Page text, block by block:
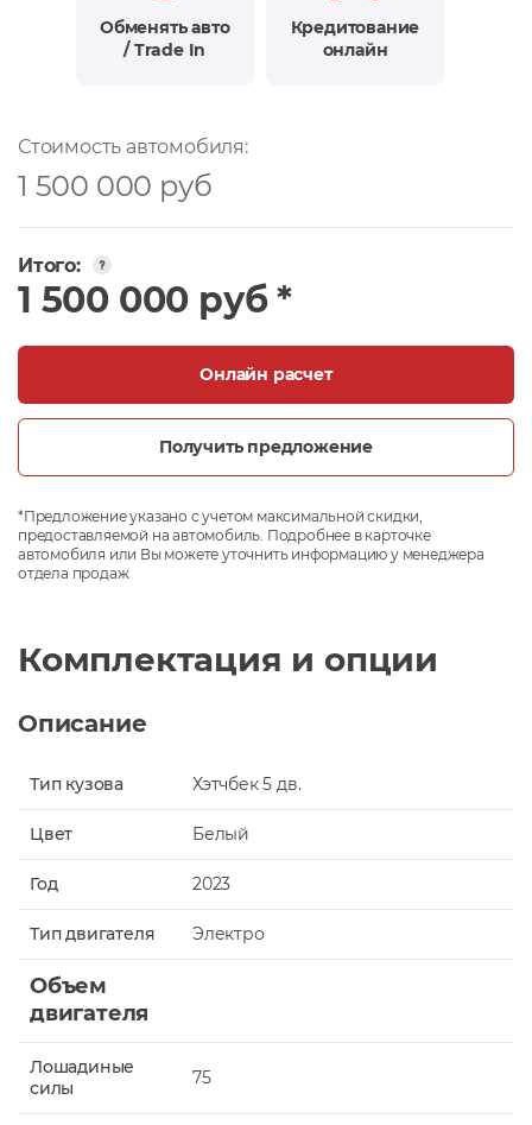
Обменять авто
/ Trade In
Кредитование
онлайн
Стоимость автомобиля:
1 500 000 руб
Итого:
1 500 000 руб *
Онлайн расчет
Получить предложение
*Предложение указано с учетом максимальной скидки,
предоставляемой на автомобиль. Подробнее в карточке
автомобиля или Вы можете уточнить информацию у менеджера
отдела продаж
Комплектация и опции
Описание
Тип кузова Хэтчбек 5 дв.
Цвет Белый
Год 2023
Тип двигателя Электро
Объем
двигателя
Лошадиные
силы
75